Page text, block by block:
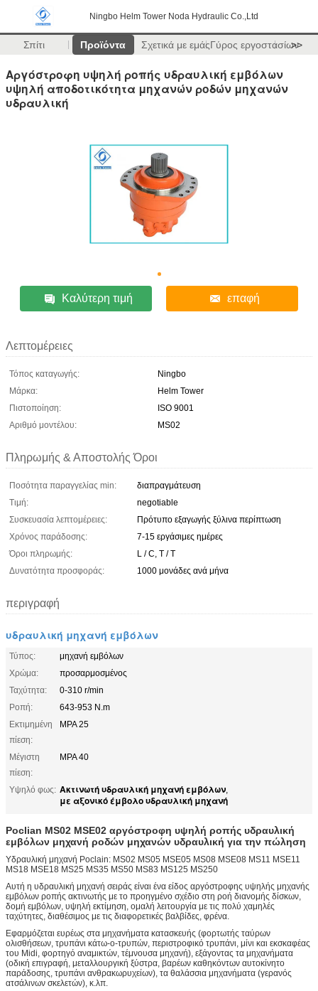
Ningbo Helm Tower Noda Hydraulic Co.,Ltd
Σπίτι Προϊόντα Σχετικά με εμάςΓύρος εργοστασίων
>>
Αργόστροφη υψηλή ροπής υδραυλική εμβόλων
υψηλή αποδοτικότητα μηχανών ροδών μηχανών
υδραυλική
Καλύτερη τιμή επαφή
Λεπτομέρειες
Τόπος καταγωγής:
Ningbo
Μάρκα:
Helm Tower
Πιστοποίηση:
ISO 9001
Αριθμό μοντέλου:
MS02
Πληρωμής & Αποστολής Όροι
Ποσότητα παραγγελίας min:
διαπραγμάτευση
Τιμή:
negotiable
Συσκευασία λεπτομέρειες:
Πρότυπο εξαγωγής ξύλινα περίπτωση
Χρόνος παράδοσης:
7-15 εργάσιμες ημέρες
Όροι πληρωμής:
L / C, T / T
Δυνατότητα προσφοράς:
1000 μονάδες ανά μήνα
περιγραφή
υδραυλική μηχανή εμβόλων
Τύπος:
μηχανή εμβόλων
Χρώμα:
προσαρμοσμένος
Ταχύτητα:
0-310 r/min
Ροπή:
643-953 N.m
Εκτιμημένη
πίεση:
MPA 25
Μέγιστη
πίεση:
MPA 40
Υψηλό φως: Ακτινωτή υδραυλική μηχανή εμβόλων,
με αξονικό έμβολο υδραυλική μηχανή
Poclian MS02 MSE02 αργόστροφη υψηλή ροπής υδραυλική
εμβόλων μηχανή ροδών μηχανών υδραυλική για την πώληση
Υδραυλική μηχανή Poclain: MS02 MS05 MSE05 MS08 MSE08 MS11 MSE11
MS18 MSE18 MS25 MS35 MS50 MS83 MS125 MS250
Αυτή η υδραυλική μηχανή σειράς είναι ένα είδος αργόστροφης υψηλής μηχανής
εμβόλων ροπής ακτινωτής με το προηγμένο σχέδιο στη ροή διανομής δίσκων,
δομή εμβόλων, υψηλή εκτίμηση, ομαλή λειτουργία με τις πολύ χαμηλές
ταχύτητες, διαθέσιμος με τις διαφορετικές βαλβίδες, φρένα.
Εφαρμόζεται ευρέως στα μηχανήματα κατασκευής (φορτωτής ταύρων
ολισθήσεων, τρυπάνι κάτω-ο-τρυπών, περιστροφικό τρυπάνι, μίνι και εκσκαφέας
του Midi, φορτηγό αναμικτών, τέμνουσα μηχανή), εξάγοντας τα μηχανήματα
(οδική επιγραφή, μεταλλουργική ξύστρα, βαρέων καθηκόντων αυτοκίνητο
παράδοσης, τρυπάνι ανθρακωρυχείων), τα θαλάσσια μηχανήματα (γερανός
ατσάλινων σκελετών), κ.λπ.